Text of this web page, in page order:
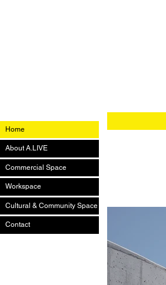
Home
About A.LIVE
Commercial Space
Workspace
Cultural & Community Space
Contact